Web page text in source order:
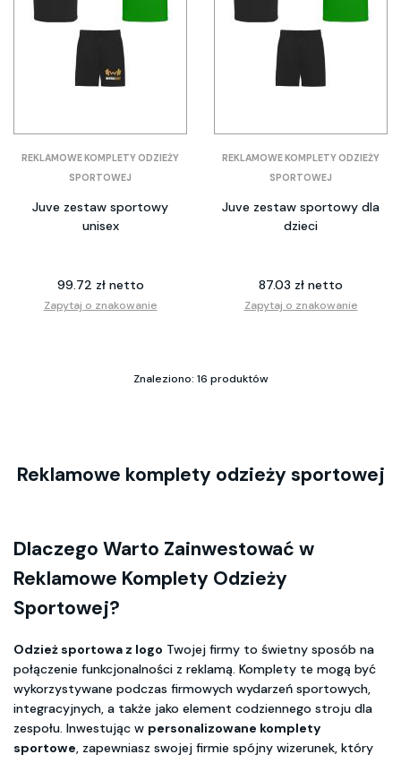
REKLAMOWE KOMPLETY ODZIEŻY
SPORTOWEJ
Juve zestaw sportowy
unisex
99.72 zł netto
Zapytaj o znakowanie
REKLAMOWE KOMPLETY ODZIEŻY
SPORTOWEJ
Juve zestaw sportowy dla
dzieci
87.03 zł netto
Zapytaj o znakowanie
Znaleziono: 16 produktów
Reklamowe komplety odzieży sportowej
Dlaczego Warto Zainwestować w
Reklamowe Komplety Odzieży
Sportowej?
Odzież sportowa z logo Twojej firmy to świetny sposób na
połączenie funkcjonalności z reklamą. Komplety te mogą być
wykorzystywane podczas firmowych wydarzeń sportowych,
integracyjnych, a także jako element codziennego stroju dla
zespołu. Inwestując w personalizowane komplety
sportowe , zapewniasz swojej firmie spójny wizerunek, który